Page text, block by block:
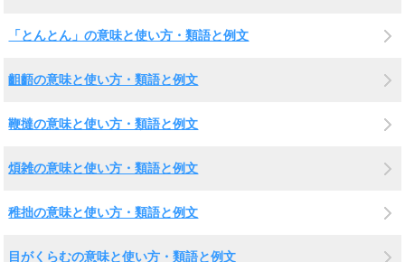
「とんとん」の意味と使い方・類語と例文
齟齬の意味と使い方・類語と例文
鞭撻の意味と使い方・類語と例文
煩雑の意味と使い方・類語と例文
稚拙の意味と使い方・類語と例文
目がくらむの意味と使い方・類語と例文